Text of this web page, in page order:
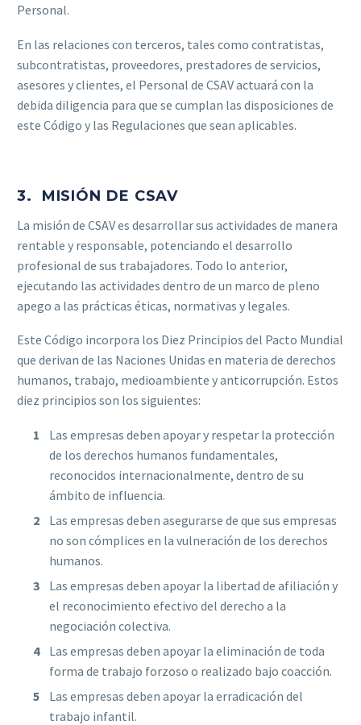
Personal.
En las relaciones con terceros, tales como contratistas,
subcontratistas, proveedores, prestadores de servicios,
asesores y clientes, el Personal de CSAV actuará con la
debida diligencia para que se cumplan las disposiciones de
este Código y las Regulaciones que sean aplicables.
3. MISIÓN DE CSAV
La misión de CSAV es desarrollar sus actividades de manera
rentable y responsable, potenciando el desarrollo
profesional de sus trabajadores. Todo lo anterior,
ejecutando las actividades dentro de un marco de pleno
apego a las prácticas éticas, normativas y legales.
Este Código incorpora los Diez Principios del Pacto Mundial
que derivan de las Naciones Unidas en materia de derechos
humanos, trabajo, medioambiente y anticorrupción. Estos
diez principios son los siguientes:
Las empresas deben apoyar y respetar la protección
de los derechos humanos fundamentales,
reconocidos internacionalmente, dentro de su
ámbito de influencia.
Las empresas deben asegurarse de que sus empresas
no son cómplices en la vulneración de los derechos
humanos.
Las empresas deben apoyar la libertad de afiliación y
el reconocimiento efectivo del derecho a la
negociación colectiva.
Las empresas deben apoyar la eliminación de toda
forma de trabajo forzoso o realizado bajo coacción.
Las empresas deben apoyar la erradicación del
trabajo infantil.